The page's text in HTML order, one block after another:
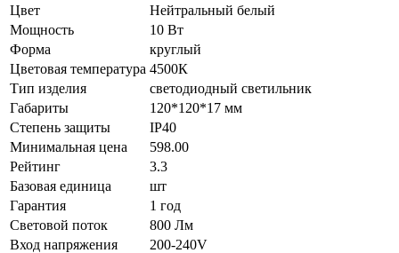
Цвет
Нейтральный белый
Мощность
10 Вт
Форма
круглый
Цветовая температура 4500К
Тип изделия
светодиодный светильник
Габариты
120*120*17 мм
Степень защиты
IP40
Минимальная цена
598.00
Рейтинг
3.3
Базовая единица
шт
Гарантия
1 год
Световой поток
800 Лм
Вход напряжения
200-240V